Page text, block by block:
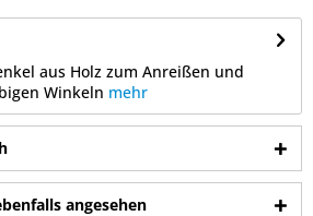
aus Holz zum Anreißen und
Winkeln mehr
angesehen